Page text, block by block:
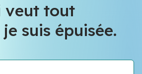
QUE FAIRE
veut tout
suis épuisée.